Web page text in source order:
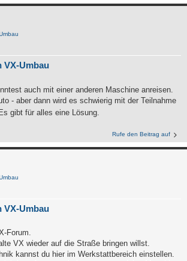
VX-Umbau
auch mit einer anderen Maschine anreisen.
- aber dann wird es schwierig mit der Teilnahme
gibt für alles eine Lösung.
Rufe den Beitrag auf
VX-Umbau
Forum.
VX wieder auf die Straße bringen willst.
kannst du hier im Werkstattbereich einstellen.